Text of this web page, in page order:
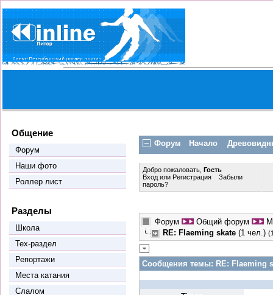
Общение
Форум
Наши фото
Роллер лист
Разделы
Школа
Тех-раздел
Репортажи
Места катания
Слалом
Форум Начало
Добро пожаловать,Гость
Входили Регистрация
Забыли
пароль?
Форум Общий форум
RE: Flaeming skate(1 чел.)
Сообщения темы: RE: Flaeming